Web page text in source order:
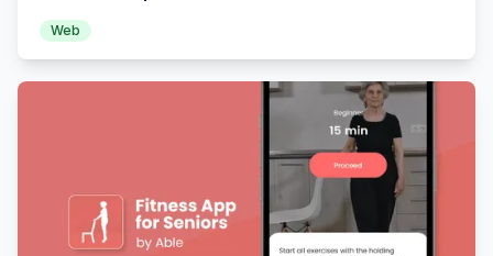
Web